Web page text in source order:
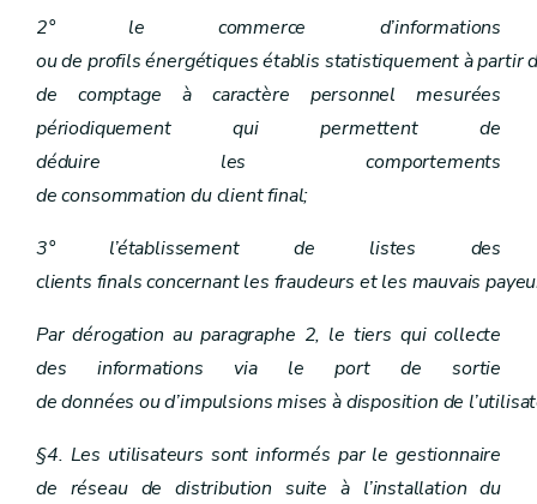
2° le commerce d’informations
ou de profils énergétiques établis statistiquement à partir
de comptage à caractère personnel mesurées
périodiquement qui permettent de
déduire les comportements
de consommation du client final;
3° l’établissement de listes des
clients finals concernant les fraudeurs et les mauvais
Par dérogation au paragraphe 2, le tiers qui collecte
des informations via le port de sortie
de données ou d’impulsions mises à disposition de
§4. Les utilisateurs sont informés par le gestionnaire
de réseau de distribution suite à l’installation du